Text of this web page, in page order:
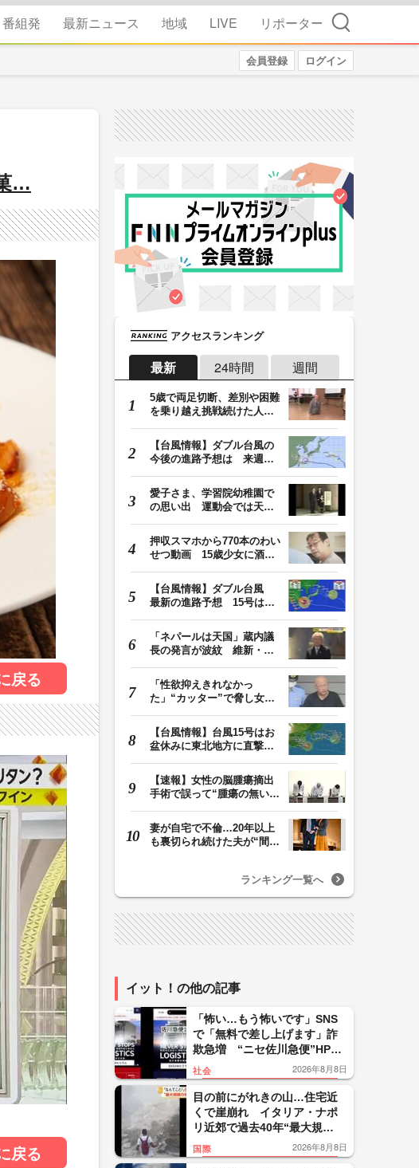
番組発 最新ニュース 地域 LIVE リポーター 検索
会員登録 ログイン
…
戻る
戻る
アクセスランキング
最新 24時間 週間
5歳で両足切断、差別や困難
を乗り越え挑戦続けた人
【台風情報】ダブル台風の
今後の進路予想は 来週、
愛子さま、学習院幼稚園で
の思い出 運動会では天皇
押収スマホから770本のわい
せつ動画 15歳少女に酒と
【台風情報】ダブル台風
最新の進路予想 15号は北
「ネパールは天国」蔵内議
長の発言が波紋 維新・吉
「性欲抑えきれなかっ
た」“カッター”で脅し女子
【台風情報】台風15号はお
盆休みに東北地方に直撃す
【速報】女性の脳腫瘍摘出
手術で誤って“腫瘍の無い部
妻が自宅で不倫…20年以上
も裏切られ続けた夫が“間
ランキング一覧へ
イット！の他の記事
「怖い…もう怖いです」SNS
で「無料で差し上げます」詐
欺急増 “ニセ佐川急便”HPに
誘導、個人情報要求 佐川急
便「断じて許されない」怒り
社会 2026年8月8日
目の前にがれきの山…住宅近
くで崖崩れ イタリア・ナポ
リ近郊で過去40年“最大規
模”地震 26人負傷300人避難
国際 2026年8月8日